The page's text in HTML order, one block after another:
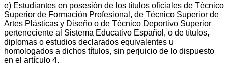
e) Estudiantes en posesión de los títulos oficiales de Técnico
Superior de Formación Profesional, de Técnico Superior de
Artes Plásticas y Diseño o de Técnico Deportivo Superior
perteneciente al Sistema Educativo Español, o de títulos,
diplomas o estudios declarados equivalentes u
homologados a dichos títulos, sin perjuicio de lo dispuesto
en el artículo 4.